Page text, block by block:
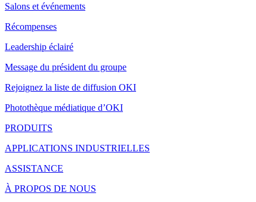
Salons et événements
Récompenses
Leadership éclairé
Message du président du groupe
Rejoignez la liste de diffusion OKI
Photothèque médiatique d’OKI
PRODUITS
APPLICATIONS INDUSTRIELLES
ASSISTANCE
À PROPOS DE NOUS